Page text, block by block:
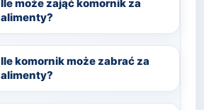
Ile może zająć komornik za
alimenty?
Ile komornik może zabrać za
alimenty?